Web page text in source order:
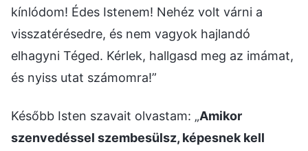
kínlódom! Édes Istenem! Nehéz volt várni a
visszatérésedre, és nem vagyok hajlandó
elhagyni Téged. Kérlek, hallgasd meg az imámat,
és nyiss utat számomra!”
Később Isten szavait olvastam: „Amikor
szenvedéssel szembesülsz, képesnek kell